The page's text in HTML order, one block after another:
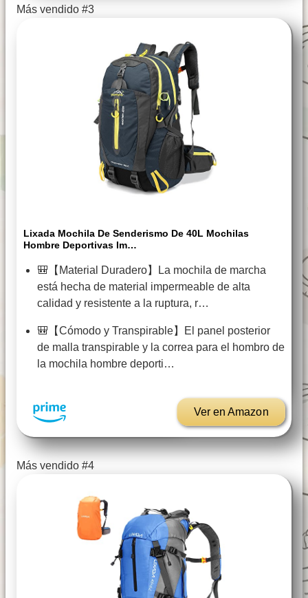
Más vendido #3
Lixada Mochila De Senderismo De 40L Mochilas
Hombre Deportivas Im…
🎒【Material Duradero】La mochila de marcha
está hecha de material impermeable de alta
calidad y resistente a la ruptura, r…
🎒【Cómodo y Transpirable】El panel posterior
de malla transpirable y la correa para el hombro de
la mochila hombre deporti…
Ver en Amazon
Más vendido #4